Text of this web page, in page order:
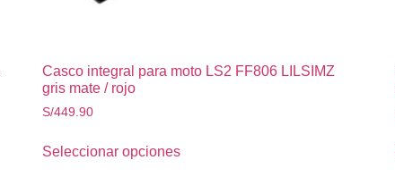
Casco integral para moto LS2 FF806 LILSIMZ
gris mate / rojo
S/449.90
Seleccionar opciones